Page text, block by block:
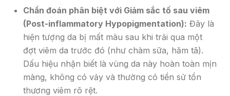
Chẩn đoán phân biệt với Giảm sắc tố sau viêm
(Post-inflammatory Hypopigmentation): Đây là
hiện tượng da bị mất màu sau khi trải qua một
đợt viêm da trước đó (như chàm sữa, hăm tã).
Dấu hiệu nhận biết là vùng da này hoàn toàn mịn
màng, không có vảy và thường có tiền sử tổn
thương viêm rõ rệt.